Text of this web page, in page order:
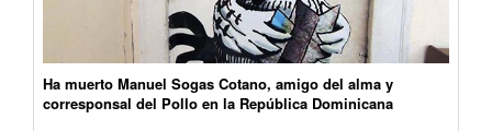
Ha muerto Manuel Sogas Cotano, amigo del alma y
corresponsal del Pollo en la República Dominicana